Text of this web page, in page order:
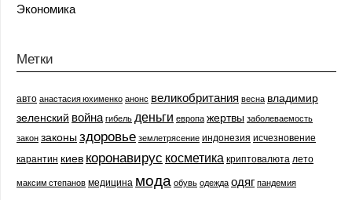
Экономика
Метки
авто анастасия юхименко анонс великобритания весна владимир
зеленский война гибель деньги европа жертвы заболеваемость
закон законыздоровье землетрясение индонезия исчезновение
карантин киев коронавирус косметика криптовалюта лето
максим степанов медицина мода обувь одежда одяг пандемия